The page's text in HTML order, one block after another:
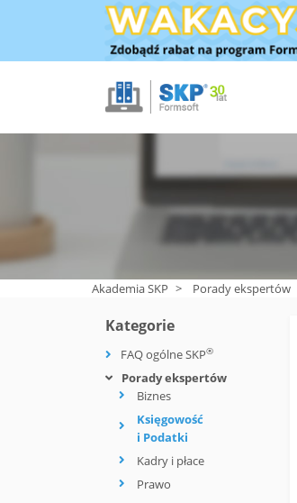
Akademia SKP > Porady ekspertów
Kategorie
FAQ ogólne SKP®
Porady ekspertów
Biznes
Księgowość
i Podatki
Kadry i płace
Prawo